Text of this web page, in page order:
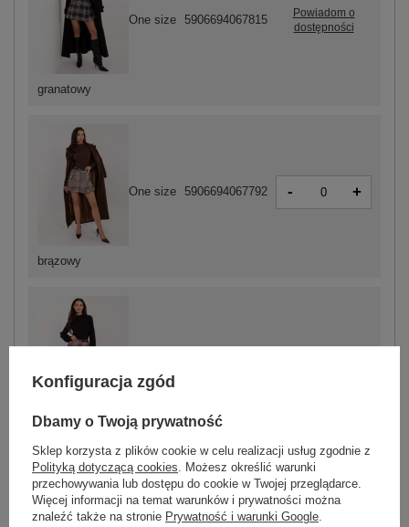
brązowy
One size 5906694067792 - +
bordowy
granatowy
One size 5906694067815
Powiadom o
dostępności
ZALOGUJ SIĘ I ZOBACZ CENĘ
Konfiguracja zgód
Dbamy o Twoją prywatność
Sklep korzysta z plików cookie w celu realizacji usług zgodnie z
Polityką dotyczącą cookies . Możesz określić warunki
przechowywania lub dostępu do cookie w Twojej przeglądarce.
Więcej informacji na temat warunków i prywatności można
znaleźć także na stronie Prywatność i warunki Google